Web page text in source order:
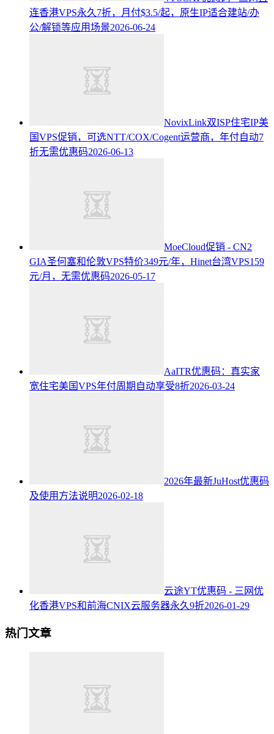
连香港VPS永久7折，月付$3.5/起，原生IP适合建站/办
公/解锁等应用场景2026-06-24
NovixLink双ISP住宅IP美
国VPS促销，可选NTT/COX/Cogent运营商，年付自动7
折无需优惠码2026-06-13
MoeCloud促销 - CN2
GIA圣何塞和伦敦VPS特价349元/年，Hinet台湾VPS159
元/月，无需优惠码2026-05-17
AaITR优惠码：真实家
宽住宅美国VPS年付周期自动享受8折2026-03-24
2026年最新JuHost优惠码
及使用方法说明2026-02-18
云途YT优惠码 - 三网优
化香港VPS和前海CNIX云服务器永久9折2026-01-29
热门文章